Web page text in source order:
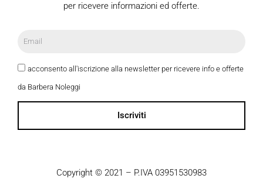
per ricevere informazioni ed offerte.
acconsento all'iscrizione alla newsletter per ricevere info e offerte
da Barbera Noleggi
Iscriviti
Copyright © 2021 – P.IVA 03951530983